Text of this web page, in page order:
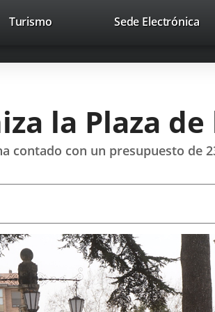
Trabaja con nosotros Contacto
TurismoEste
abrirá
ventana
nueva.
Sede Electrónica
la Plaza
contado con un presupuesto de